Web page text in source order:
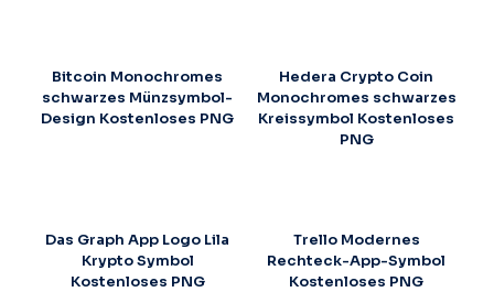
Bitcoin Monochromes
schwarzes Münzsymbol-
Design Kostenloses PNG
Hedera Crypto Coin
Monochromes schwarzes
Kreissymbol Kostenloses
PNG
Das Graph App Logo Lila
Krypto Symbol
Kostenloses PNG
Trello Modernes
Rechteck-App-Symbol
Kostenloses PNG